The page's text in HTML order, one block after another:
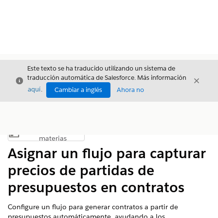
Cerrar
Este texto se ha traducido utilizando un sistema de
traducción automática de Salesforce. Más información
aquí. Cambiar a inglés Ahora no
Cerrar
Mostrar índice de materias
materias
Asignar un flujo para capturar
precios de partidas de
presupuestos en contratos
Configure un flujo para generar contratos a partir de